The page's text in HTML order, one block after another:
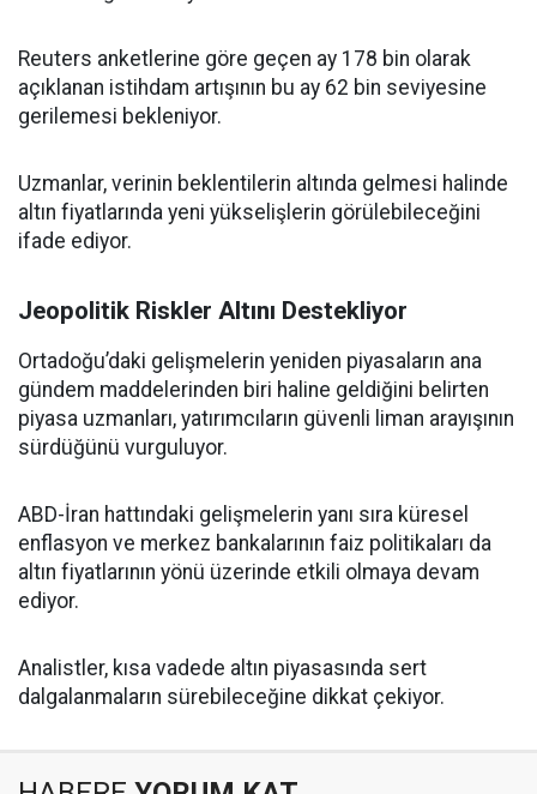
Reuters anketlerine göre geçen ay 178 bin olarak
açıklanan istihdam artışının bu ay 62 bin seviyesine
gerilemesi bekleniyor.
Uzmanlar, verinin beklentilerin altında gelmesi halinde
altın fiyatlarında yeni yükselişlerin görülebileceğini
ifade ediyor.
Jeopolitik Riskler Altını Destekliyor
Ortadoğu’daki gelişmelerin yeniden piyasaların ana
gündem maddelerinden biri haline geldiğini belirten
piyasa uzmanları, yatırımcıların güvenli liman arayışının
sürdüğünü vurguluyor.
ABD-İran hattındaki gelişmelerin yanı sıra küresel
enflasyon ve merkez bankalarının faiz politikaları da
altın fiyatlarının yönü üzerinde etkili olmaya devam
ediyor.
Analistler, kısa vadede altın piyasasında sert
dalgalanmaların sürebileceğine dikkat çekiyor.